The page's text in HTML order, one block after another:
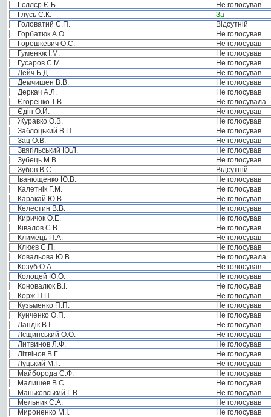
Гєллєр Є.Б.
Не голосував
Глусь С.К.
За
Головатий С.П.
Відсутній
Горбатюк А.О.
Не голосував
Горошкевич О.С.
Не голосував
Гуменюк І.М.
Не голосував
Гусаров С.М.
Не голосував
Дейч Б.Д.
Не голосував
Демчишен В.В.
Не голосував
Деркач А.Л.
Не голосував
Єгоренко Т.В.
Не голосувала
Єдін О.Й.
Не голосував
Журавко О.В.
Не голосував
Заблоцький В.П.
Не голосував
Зац О.В.
Не голосував
Звягільський Ю.Л.
Не голосував
Зубець М.В.
Не голосував
Зубов В.С.
Відсутній
Іванющенко Ю.В.
Не голосував
Калетнік Г.М.
Не голосував
Каракай Ю.В.
Не голосував
Келестин В.В.
Не голосував
Киричок О.Е.
Не голосував
Ківалов С.В.
Не голосував
Климець П.А.
Не голосував
Клюєв С.П.
Не голосував
Ковальова Ю.В.
Не голосувала
Козуб О.А.
Не голосував
Колоцей Ю.О.
Не голосував
Коновалюк В.І.
Не голосував
Корж П.П.
Не голосував
Кузьменко П.П.
Не голосував
Кунченко О.П.
Не голосував
Ландік В.І.
Не голосував
Лєщинський О.О.
Не голосував
Литвинов Л.Ф.
Не голосував
Літвінов В.Г.
Не голосував
Луцький М.Г.
Не голосував
Майборода С.Ф.
Не голосував
Малишев В.С.
Не голосував
Маньковський Г.В.
Не голосував
Мельник С.А.
Не голосував
Мироненко М.І.
Не голосував